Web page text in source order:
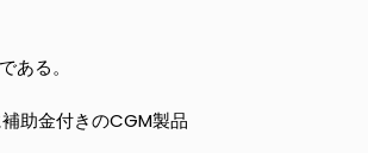
ある。
助金付きのCGM製品